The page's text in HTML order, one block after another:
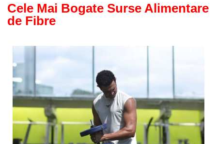
Cele Mai Bogate Surse Alimentare
de Fibre